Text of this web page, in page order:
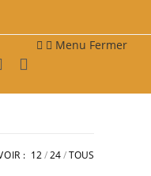
Toggle
Menu Fermer
: 12 24 TOUS